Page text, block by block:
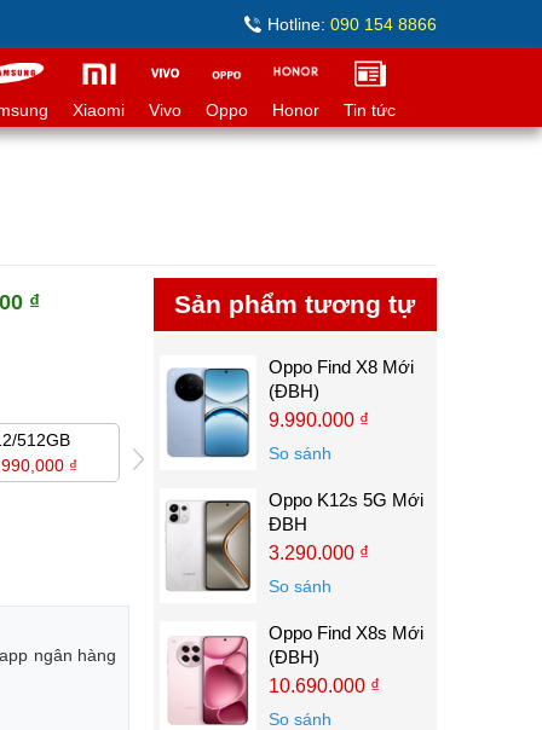
Hotline: 090 154 8866
Xiaomi Vivo Oppo Honor Tin tức
₫
512GB
₫
16/512GB
ngân hàng
Sản phẩm tương tự
Oppo Find X8 Mới
(ĐBH)
9.990.000 ₫
So sánh
Oppo K12s 5G Mới
ĐBH
3.290.000 ₫
So sánh
Oppo Find X8s Mới
(ĐBH)
10.690.000 ₫
So sánh